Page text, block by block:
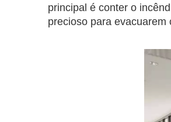
principal é conter o
precioso para evacuarem